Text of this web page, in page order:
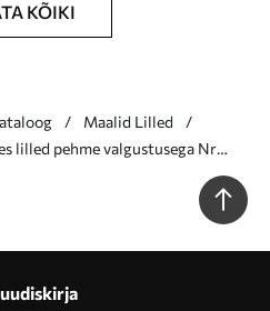
KÕIKI
Maalid Lilled
lilled pehme valgustusega Nr